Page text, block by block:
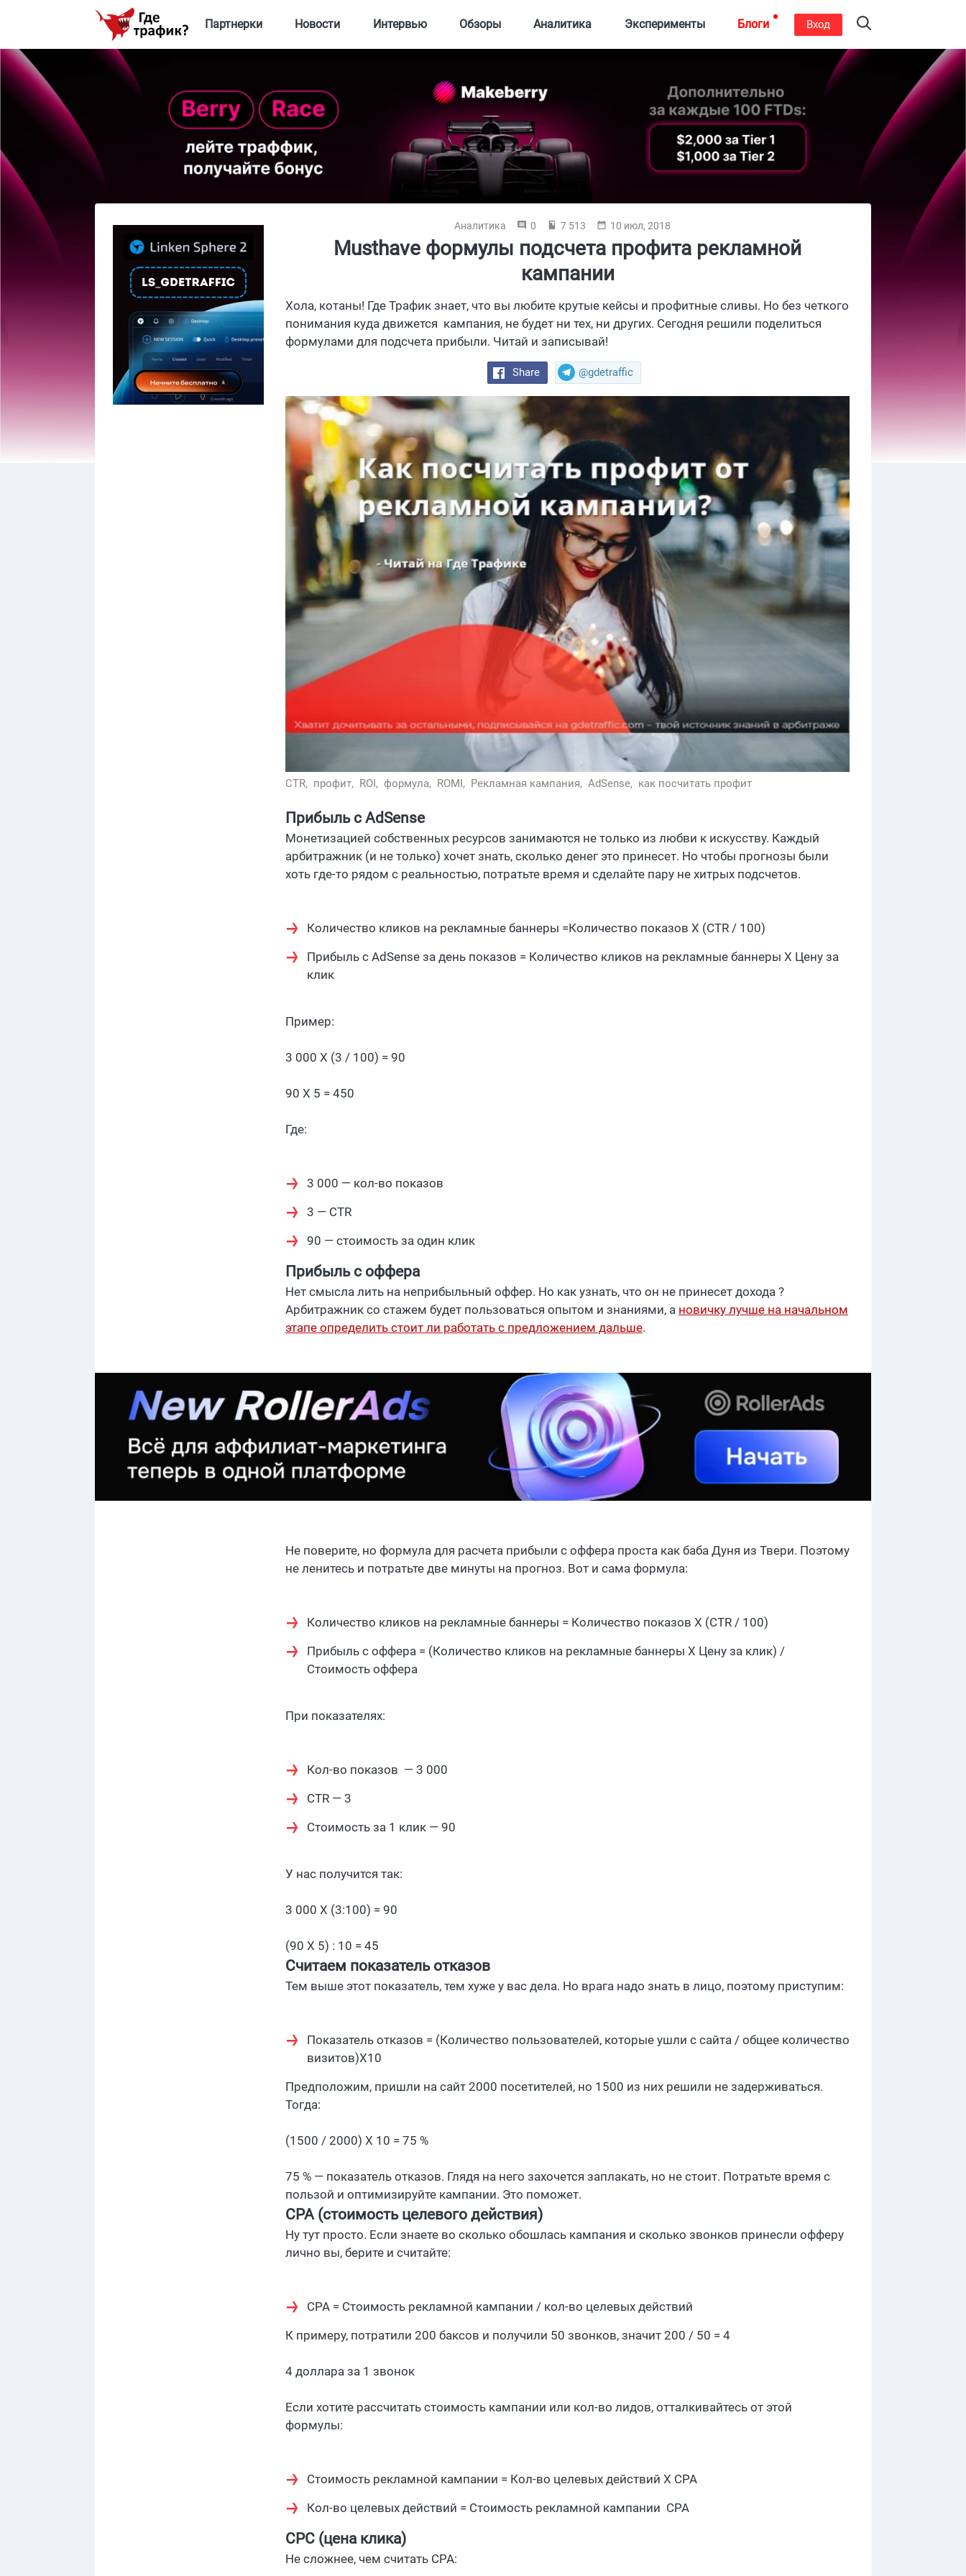
Партнерки Новости Интервью Обзоры Аналитика Эксперименты Блоги Вход
Аналитика 0 7 513 10 июл, 2018
Musthave формулы подсчета профита рекламной
кампании
Хола, котаны! Где Трафик знает, что вы любите крутые кейсы и профитные сливы. Но без четкого
понимания куда движется кампания, не будет ни тех, ни других. Сегодня решили поделиться
формулами для подсчета прибыли. Читай и записывай!
Share @gdetraffic
CTR, профит, ROI, формула, ROMI, Рекламная кампания, AdSense, как посчитать профит
Прибыль с AdSense
Монетизацией собственных ресурсов занимаются не только из любви к искусству. Каждый
арбитражник (и не только) хочет знать, сколько денег это принесет. Но чтобы прогнозы были
хоть где-то рядом с реальностью, потратьте время и сделайте пару не хитрых подсчетов.
Количество кликов на рекламные баннеры =Количество показов X (CTR / 100)
Прибыль с AdSense за день показов = Количество кликов на рекламные баннеры X Цену за
клик
Пример:
3 000 X (3 / 100) = 90
90 X 5 = 450
Где:
3 000 — кол-во показов
3 — CTR
90 — стоимость за один клик
Прибыль с оффера
Нет смысла лить на неприбыльный оффер. Но как узнать, что он не принесет дохода ?
Арбитражник со стажем будет пользоваться опытом и знаниями, а новичку лучше на начальном
этапе определить стоит ли работать с предложением дальше.
Не поверите, но формула для расчета прибыли с оффера проста как баба Дуня из Твери. Поэтому
не ленитесь и потратьте две минуты на прогноз. Вот и сама формула:
Количество кликов на рекламные баннеры = Количество показов X (CTR / 100)
Прибыль с оффера = (Количество кликов на рекламные баннеры X Цену за клик) /
Стоимость оффера
При показателях:
Кол-во показов — 3 000
CTR — 3
Стоимость за 1 клик — 90
У нас получится так:
3 000 X (3:100) = 90
(90 X 5) : 10 = 45
Считаем показатель отказов
Тем выше этот показатель, тем хуже у вас дела. Но врага надо знать в лицо, поэтому приступим:
Показатель отказов = (Количество пользователей, которые ушли с сайта / общее количество
визитов)X10
Предположим, пришли на сайт 2000 посетителей, но 1500 из них решили не задерживаться.
Тогда:
(1500 / 2000) X 10 = 75 %
75 % — показатель отказов. Глядя на него захочется заплакать, но не стоит. Потратьте время с
пользой и оптимизируйте кампании. Это поможет.
CPA (стоимость целевого действия)
Ну тут просто. Если знаете во сколько обошлась кампания и сколько звонков принесли офферу
лично вы, берите и считайте:
CPA = Стоимость рекламной кампании / кол-во целевых действий
К примеру, потратили 200 баксов и получили 50 звонков, значит 200 / 50 = 4
4 доллара за 1 звонок
Если хотите рассчитать стоимость кампании или кол-во лидов, отталкивайтесь от этой
формулы:
Стоимость рекламной кампании = Кол-во целевых действий X CPA
Кол-во целевых действий = Стоимость рекламной кампании CPA
CPC (цена клика)
Не сложнее, чем считать CPA: